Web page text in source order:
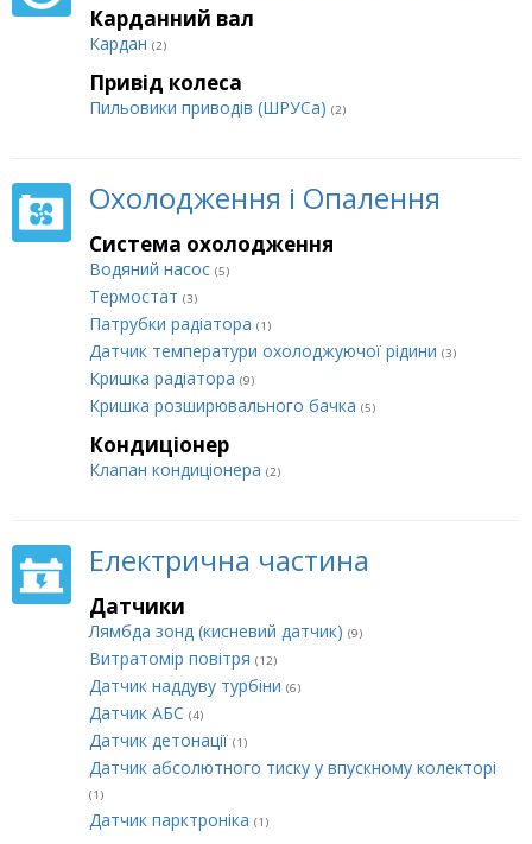
Карданний вал
Кардан (2)
Привід колеса
Пильовики приводів (ШРУСа) (2)
Охолодження і Опалення
Система охолодження
Водяний насос (5)
Термостат (3)
Патрубки радіатора (1)
Датчик температури охолоджуючої рідини (3)
Кришка радіатора (9)
Кришка розширювального бачка (5)
Кондиціонер
Клапан кондиціонера (2)
Електрична частина
Датчики
Лямбда зонд (кисневий датчик) (9)
Витратомір повітря (12)
Датчик наддуву турбіни (6)
Датчик АБС (4)
Датчик детонації (1)
Датчик абсолютного тиску у впускному колекторі
(1)
Датчик парктроніка (1)